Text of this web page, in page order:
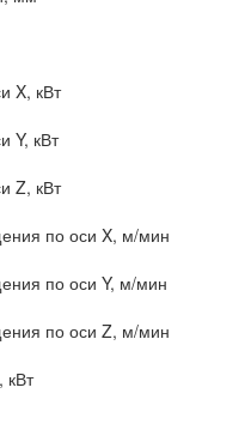
X, кВт
Y, кВт
Z, кВт
по оси X, м/мин
по оси Y, м/мин
по оси Z, м/мин
кВт